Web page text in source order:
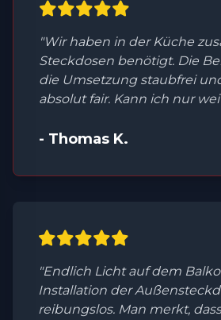
"Wir haben in der Küche
Steckdosen benötigt. Die
die Umsetzung staubfrei
absolut fair. Kann ich nur
- Thomas K.
"Endlich Licht auf dem
Installation der
reibungslos. Man merkt,